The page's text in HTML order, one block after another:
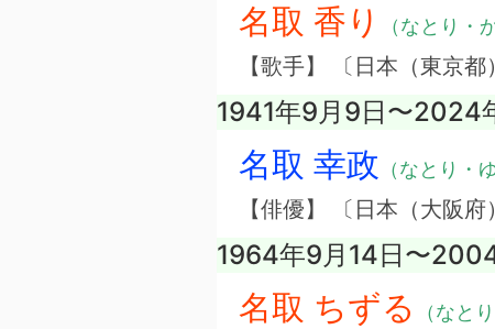
名取 香り （なとり・
【歌手】 〔日本（東京都
1941年9月9日〜2024
名取 幸政 （なとり・
【俳優】 〔日本（大阪府
1964年9月14日〜
名取 ちずる （なと